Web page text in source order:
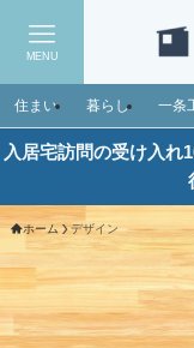
MENU
住まい 暮らし 一条
入居宅訪問の受け入れ
ホーム デザイン